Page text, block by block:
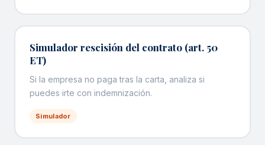
Simulador rescisión del contrato (art. 50
ET)
Si la empresa no paga tras la carta, analiza si
puedes irte con indemnización.
Simulador